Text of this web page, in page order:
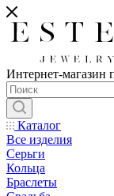
Интернет-магазин
Каталог
Все изделия
Серьги
Кольца
Браслеты